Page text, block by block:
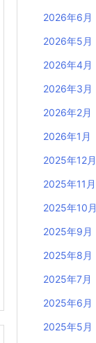
2026年6月
2026年5月
2026年4月
2026年3月
2026年2月
2026年1月
2025年12月
2025年11月
2025年10月
2025年9月
2025年8月
2025年7月
2025年6月
2025年5月